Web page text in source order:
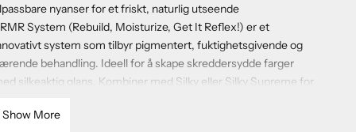
nyanser for et friskt, naturlig utseende
RMR System (Rebuild, Moisturize, Get It Reflex!) er et
system som tilbyr pigmentert, fuktighetsgivende og
behandling. Ideell for å skape skreddersydde farger
silkeaktig glans. Kombiner med Silky eller Silky Supreme for
Anti Gul Safran er en pleiende hårkur med fargepigmenter som
Show More